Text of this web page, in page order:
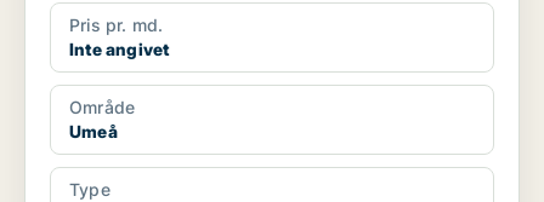
Pris pr. md.
Inte angivet
Område
Umeå
Type